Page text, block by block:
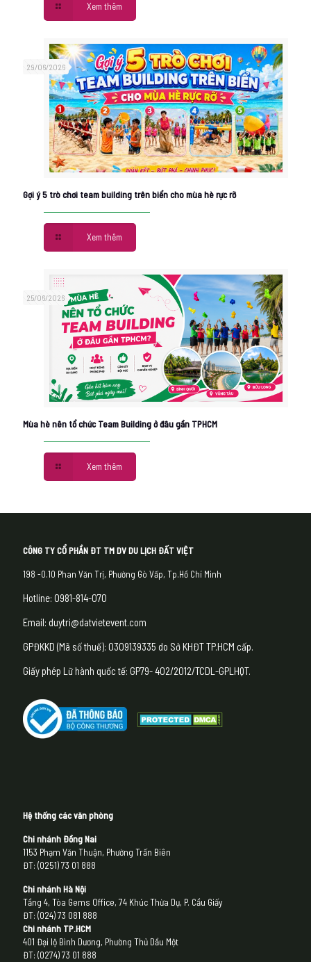
Xem thêm
29/06/2026
Gợi ý 5 trò chơi team building trên biển cho mùa hè rực rỡ
Xem thêm
25/06/2026
Mùa hè nên tổ chức Team Building ở đâu gần TPHCM
Xem thêm
CÔNG TY CỔ PHẦN ĐT TM DV DU LỊCH ĐẤT VIỆT
198 -0.10 Phan Văn Trị, Phường Gò Vấp, Tp.Hồ Chí Minh
Hotline: 0981-814-070
Email: duytri@datvietevent.com
GPĐKKD (Mã số thuế): 0309139335 do Sở KHĐT TP.HCM cấp.
Giấy phép Lữ hành quốc tế: GP79- 402/2012/TCDL-GPLHQT.
Hệ thống các văn phòng
Chi nhánh Đồng Nai
1153 Phạm Văn Thuận, Phường Trấn Biên
ĐT: (0251) 73 01 888
Chi nhánh Hà Nội
Tầng 4, Tòa Gems Office, 74 Khúc Thừa Dụ, P. Cầu Giấy
ĐT: (024) 73 081 888
Chi nhánh TP.HCM
401 Đại lộ Bình Dương, Phường Thủ Dầu Một
ĐT: (0274) 73 01 888